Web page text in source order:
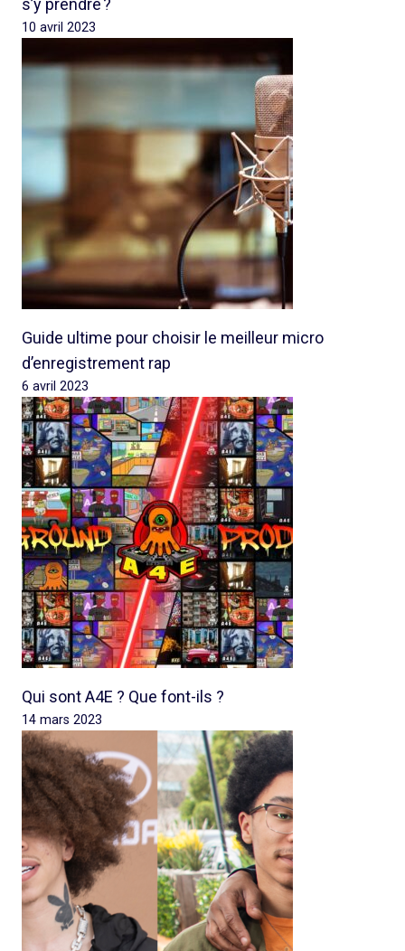
s’y prendre ?
10 avril 2023
Guide ultime pour choisir le meilleur micro
d’enregistrement rap
6 avril 2023
Qui sont A4E ? Que font-ils ?
14 mars 2023